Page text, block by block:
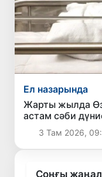
Ел назарында
Жарты жылда
астам сәби
3 Там 2026,
Соңғы